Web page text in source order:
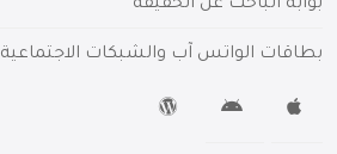
بوابة الباحث عن الحقيقة
بطاقات الواتس آب والشبكات الاجتماعية